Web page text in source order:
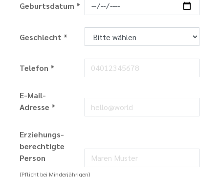
Geburtsdatum *
Geschlecht *
Telefon *
E-Mail-
Adresse *
Erziehungs­
berechtigte
Person
(Pflicht bei Minderjährigen)